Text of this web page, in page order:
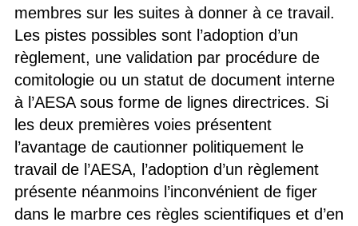
membres sur les suites à donner à ce travail.
Les pistes possibles sont l’adoption d’un
règlement, une validation par procédure de
comitologie ou un statut de document interne
à l’AESA sous forme de lignes directrices. Si
les deux premières voies présentent
l’avantage de cautionner politiquement le
travail de l’AESA, l’adoption d’un règlement
présente néanmoins l’inconvénient de figer
dans le marbre ces règles scientifiques et d’en